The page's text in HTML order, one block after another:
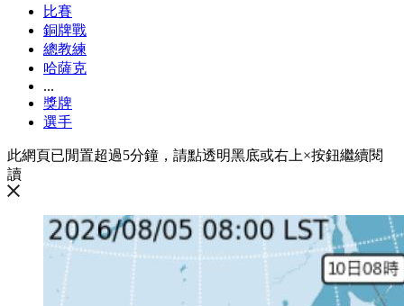
比賽
銅牌戰
總教練
哈薩克
...
獎牌
選手
此網頁已閒置超過5分鐘，請點透明黑底或右上×按鈕繼續閱
讀